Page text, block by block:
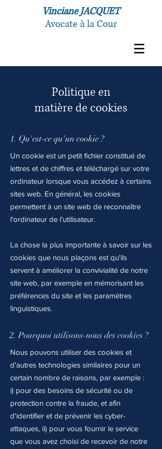
Vinciane JACQUET
Avocate à la Cour
Politique en
matière de cookies
1. Qu'est-ce qu'un cookie ?
Un cookie est un petit fichier constitué de
lettres et de chiffres et téléchargé sur votre
ordinateur lorsque vous accédez à certains
sites web. En général, les cookies
permettent à un site web de reconnaître
l'ordinateur de l’utilisateur.
La chose la plus importante à savoir sur les
cookies que nous plaçons est qu'ils
servent à améliorer la convivialité de notre
site web, par exemple en mémorisant les
préférences du site et les paramètres
linguistiques.
2. Pourquoi utilisons-nous des cookies ?
Nous pouvons utiliser des cookies et
d'autres technologies similaires pour un
certain nombre de raisons, par exemple :
i) pour des besoins de sécurité ou de
protection contre la fraude, et afin
d'identifier et de prévenir les cyber-
attaques, ii) pour vous fournir le service
que vous avez choisi de recevoir de notre